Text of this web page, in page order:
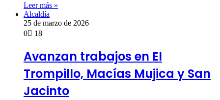
Leer más »
Alcaldía
25 de marzo de 2026
0
18
Avanzan trabajos en El
Trompillo, Macías Mujica y San
Jacinto